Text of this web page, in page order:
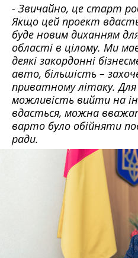
- Звичайно, це старт
Якщо цей проект
буде новим диханням
області в цілому. Ми
деякі закордонні
авто, більшість –
приватному літаку.
можливість вийти на
вдасться, можна
варто було обійняти
ради.